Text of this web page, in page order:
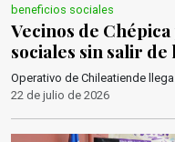
beneficios sociales
Vecinos de
sociales sin salir de
Operativo de Chileatiende
22 de julio de 2026